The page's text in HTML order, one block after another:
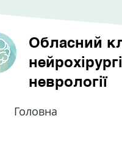
Обласний
неврології
Головна